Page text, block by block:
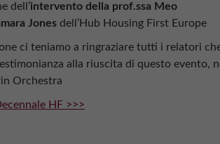
dell’intervento della prof.ssa Meo
Jonesdell’Hub Housing First Europe
ci teniamo a ringraziare tutti i relatori
alla riuscita di questo evento,
Orchestra
HF >>>